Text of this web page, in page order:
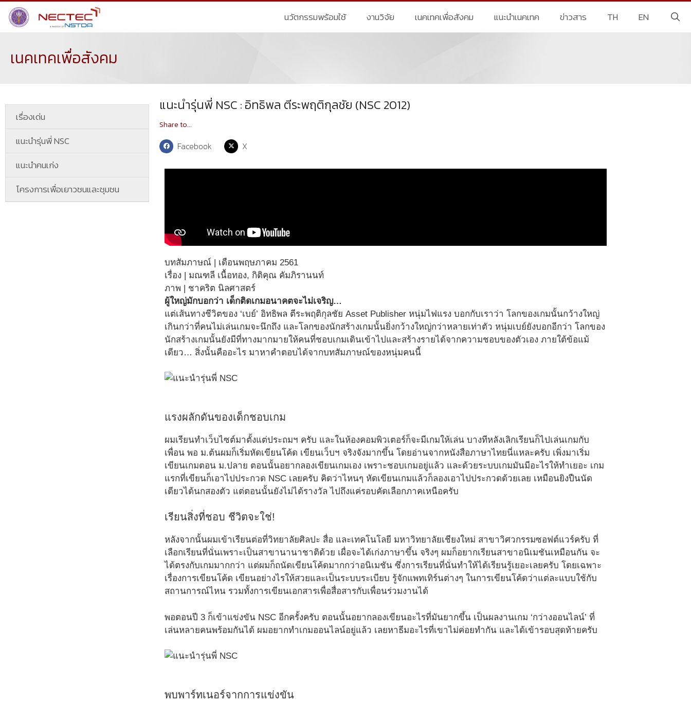
นวัตกรรมพร้อมใช้ งานวิจัย เนคเทคเพื่อสังคม แนะนำเนคเทค ข่าวสาร TH EN
เนคเทคเพื่อสังคม
เรื่องเด่น
แนะนำรุ่นพี่ NSC
แนะนำคนเก่ง
โครงการเพื่อเยาวชนและชุมชน
แนะนำรุ่นพี่ NSC : อิทธิพล ตีระพฤติกุลชัย (NSC 2012)
Share to...
Facebook X
บทสัมภาษณ์ | เดือนพฤษภาคม 2561
เรื่อง | มณฑลี เนื้อทอง, กิติคุณ คัมภิรานนท์
ภาพ | ชาคริต นิลศาสตร์
ผู้ใหญ่มักบอกว่า เด็กติดเกมอนาคตจะไม่เจริญ…
แต่เส้นทางชีวิตของ ‘เบย์’ อิทธิพล ตีระพฤติกุลชัย Asset Publisher หนุ่มไฟแรง บอกกับเราว่า โลกของเกมนั้นกว้างใหญ่
เกินกว่าที่คนไม่เล่นเกมจะนึกถึง และโลกของนักสร้างเกมนั้นยิ่งกว้างใหญ่กว่าหลายเท่าตัว หนุ่มเบย์ยังบอกอีกว่า โลกของ
นักสร้างเกมนั้นยังมีที่ทางมากมายให้คนที่ชอบเกมเดินเข้าไปและสร้างรายได้จากความชอบของตัวเอง ภายใต้ข้อแม้
เดียว… สิ่งนั้นคืออะไร มาหาคำตอบได้จากบทสัมภาษณ์ของหนุ่มคนนี้
แรงผลักดันของเด็กชอบเกม
ผมเรียนทำเว็บไซต์มาตั้งแต่ประถมฯ ครับ และในห้องคอมพิวเตอร์ก็จะมีเกมให้เล่น บางทีหลังเลิกเรียนก็ไปเล่นเกมกับ
เพื่อน พอ ม.ต้นผมก็เริ่มหัดเขียนโค้ด เขียนเว็บฯ จริงจังมากขึ้น โดยอ่านจากหนังสือภาษาไทยนี่แหละครับ เพิ่งมาเริ่ม
เขียนเกมตอน ม.ปลาย ตอนนั้นอยากลองเขียนเกมเอง เพราะชอบเกมอยู่แล้ว และด้วยระบบเกมมันมีอะไรให้ทำเยอะ เกม
แรกที่เขียนก็เอาไปประกวด NSC เลยครับ คิดว่าไหนๆ หัดเขียนเกมแล้วก็ลองเอาไปประกวดด้วยเลย เหมือนยิงปืนนัด
เดียวได้นกสองตัว แต่ตอนนั้นยังไม่ได้รางวัล ไปถึงแค่รอบคัดเลือกภาคเหนือครับ
เรียนสิ่งที่ชอบ ชีวิตจะใช่!
หลังจากนั้นผมเข้าเรียนต่อที่วิทยาลัยศิลปะ สื่อ และเทคโนโลยี มหาวิทยาลัยเชียงใหม่ สาขาวิศวกรรมซอฟต์แวร์ครับ ที่
เลือกเรียนที่นั่นเพราะเป็นสาขานานาชาติด้วย เผื่อจะได้เก่งภาษาขึ้น จริงๆ ผมก็อยากเรียนสาขาอนิเมชันเหมือนกัน จะ
ได้ตรงกับเกมมากกว่า แต่ผมก็ถนัดเขียนโค้ดมากกว่าอนิเมชัน ซึ่งการเรียนที่นั่นทำให้ได้เรียนรู้เยอะเลยครับ โดยเฉพาะ
เรื่องการเขียนโค้ด เขียนอย่างไรให้สวยและเป็นระบบระเบียบ รู้จักแพทเทิร์นต่างๆ ในการเขียนโค้ดว่าแต่ละแบบใช้กับ
สถานการณ์ไหน รวมทั้งการเขียนเอกสารเพื่อสื่อสารกับเพื่อนร่วมงานได้
พอตอนปี 3 ก็เข้าแข่งขัน NSC อีกครั้งครับ ตอนนั้นอยากลองเขียนอะไรที่มันยากขึ้น เป็นผลงานเกม ‘กว่างออนไลน์’ ที่
เล่นหลายคนพร้อมกันได้ ผมอยากทำเกมออนไลน์อยู่แล้ว เลยหาธีมอะไรที่เขาไม่ค่อยทำกัน และได้เข้ารอบสุดท้ายครับ
พบพาร์ทเนอร์จากการแข่งขัน